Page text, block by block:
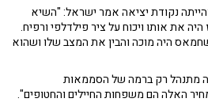
נקודת יציאה אמר ישראל: "השיא
את אותו ויכוח על ציר פילדלפי ורפיח.
היה מוכה והבין את המצב שלו ושהוא
מתנהל רק ברמה של הסממאות
האלה הם משפחות החיילים והחטופים".